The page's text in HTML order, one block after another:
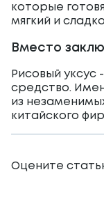
которые
мягкий и
Вместо
Рисовый уксус
средство.
из
китайского
Оцените